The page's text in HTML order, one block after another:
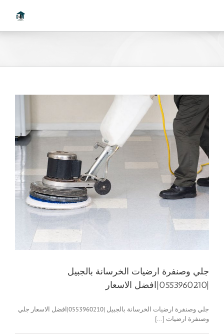
جلي وصنفرة ارضيات الخرسانة بالجبيل
|0553960210|افضل الاسعار
جلي وصنفرة ارضيات الخرسانة بالجبيل |0553960210|افضل الاسعار جلي
وصنفرة ارضيات [...]